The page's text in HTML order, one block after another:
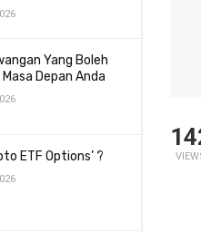
Yang Boleh
Depan Anda
ETF Options’ ?